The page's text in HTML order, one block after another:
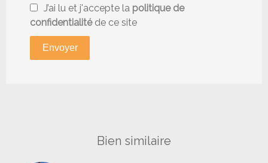
J’ai lu et j'accepte la politique de
confidentialitéde ce site
Envoyer
Bien similaire